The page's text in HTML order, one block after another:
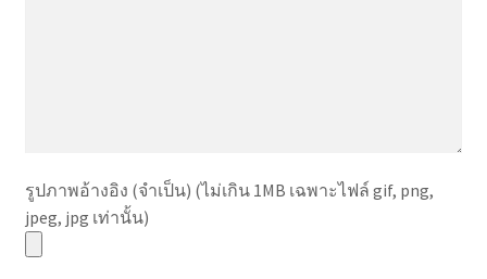
รูปภาพอ้างอิง (จำเป็น) (ไม่เกิน 1MB เฉพาะไฟล์ gif, png,
jpeg, jpg เท่านั้น)